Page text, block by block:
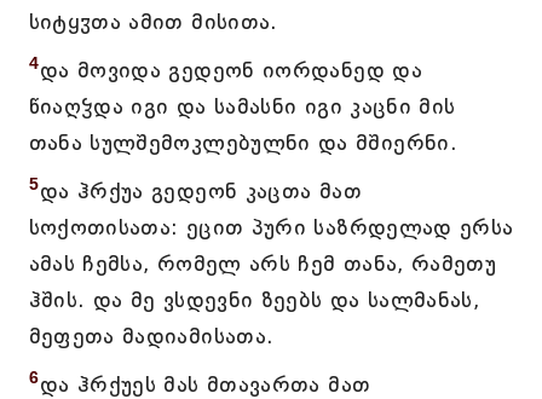
სიტყჳთა ამით მისითა.
4და მოვიდა გედეონ იორდანედ და
წიაღჴდა იგი და სამასნი იგი კაცნი მის
თანა სულშემოკლებულნი და მშიერნი.
5და ჰრქუა გედეონ კაცთა მათ
სოქოთისათა: ეცით პური საზრდელად ერსა
ამას ჩემსა, რომელ არს ჩემ თანა, რამეთუ
ჰშის. და მე ვსდევნი ზეებს და სალმანას,
მეფეთა მადიამისათა.
6და ჰრქუეს მას მთავართა მათ